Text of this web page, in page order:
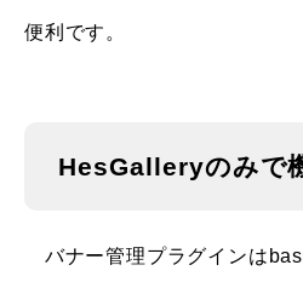
便利です。
HesGalleryのみで
バナー管理プラグインは